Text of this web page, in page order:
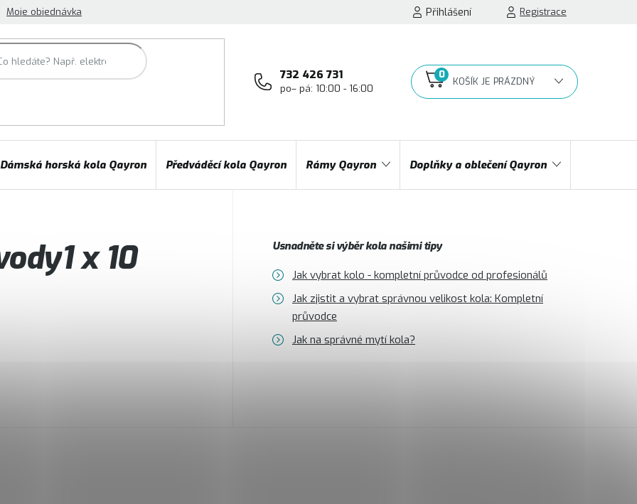
Moje objednávka Přihlášení Registrace
732 426 731
po– pá: 10:00 - 16:00
NÁKUPNÍ
Dámská horská kola Qayron Předváděcí kola Qayron Rámy Qayron Doplňky a oblečení Qayron
x 10 Usnadněte si výběr kola našimi tipy
Jak vybrat kolo - kompletní průvodce od profesionálů
Jak zjistit a vybrat správnou velikost kola: Kompletní
průvodce
Jak na správné mytí kola?